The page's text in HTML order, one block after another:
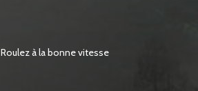
Roulez à la bonne vitesse